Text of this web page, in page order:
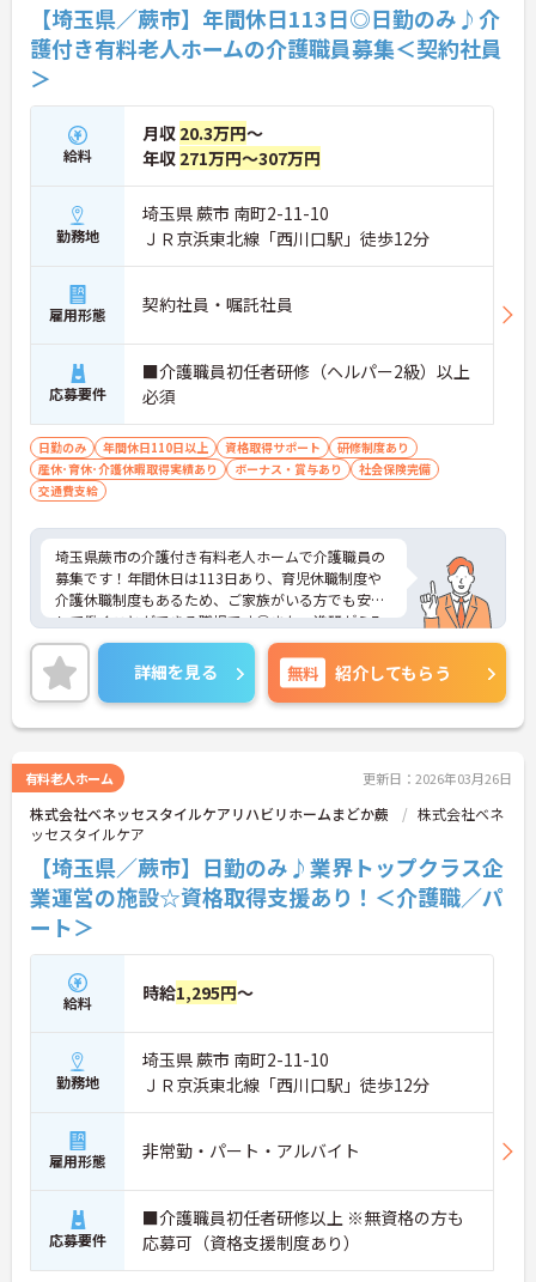
【埼玉県／蕨市】年間休日113日◎日勤のみ♪介
護付き有料老人ホームの介護職員募集＜契約社員
＞
給料
月収 20.3万円～
年収 271万円～307万円
勤務地
埼玉県 蕨市 南町2-11-10
ＪＲ京浜東北線「西川口駅」徒歩12分
雇用形態 契約社員・嘱託社員
応募要件
■介護職員初任者研修（ヘルパー2級）以上
必須
日勤のみ 年間休日110日以上 資格取得サポート
研修制度あり
産休･育休･介護休暇取得実績あり
ボーナス・賞与あり
社会保険完備
交通費支給
埼玉県蕨市の介護付き有料老人ホームで介護職員の
募集です！年間休日は113日あり、育児休職制度や
介護休職制度もあるため、ご家族がいる方でも安心
して働くことができる職場です◎また、進研ゼミ7
割引制度やベネッセグループ共済会など、企業なら
ではの福利厚生も充実！安心して長く働きやすい環
境が整っています♪ご興味のある方は面接ポイント
をお伝えしますので、お気軽にご連絡ください！
詳細を見る 無料 紹介してもらう
有料老人ホーム 更新日：2026年03月26日
株式会社ベネッセスタイルケアリハビリホームまどか蕨
株式会社ベネ
ッセスタイルケア
【埼玉県／蕨市】日勤のみ♪業界トップクラス企
業運営の施設☆資格取得支援あり！＜介護職／パ
ート＞
給料 時給1,295円～
勤務地
埼玉県 蕨市 南町2-11-10
ＪＲ京浜東北線「西川口駅」徒歩12分
雇用形態 非常勤・パート・アルバイト
応募要件
■介護職員初任者研修以上 ※無資格の方も
応募可（資格支援制度あり）